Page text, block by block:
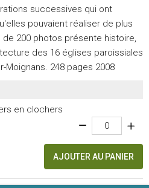
successives qui ont
pouvaient réaliser de plus
de 200 photos présente histoire,
des 16 églises paroissiales
Moignans. 248 pages 2008
en clochers
AJOUTER AU PANIER